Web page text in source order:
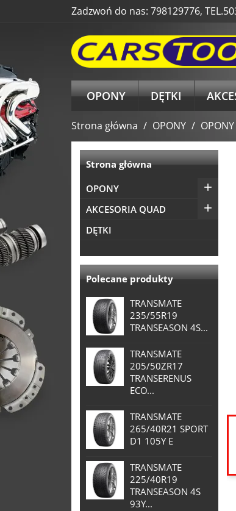
Zadzwoń do nas: 798129776,
OPONY DĘTKI
Strona główna OPONY
Strona główna
OPONY

AKCESORIA QUAD

DĘTKI
Polecane produkty
TRANSMATE
235/55R19
TRANSEASON 4S...
TRANSMATE
205/50ZR17
TRANSERENUS
ECO...
TRANSMATE
265/40R21 SPORT
D1 105Y E
TRANSMATE
225/40R19
TRANSEASON 4S
93Y...